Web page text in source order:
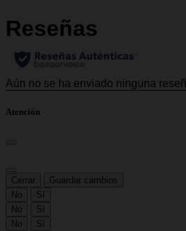
Atención
Cerrar
Guardar cambios
No
Sí
No
Sí
No
Sí